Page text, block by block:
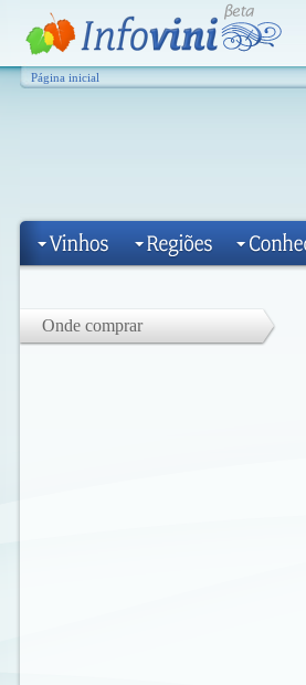
Página inicial
Onde comprar